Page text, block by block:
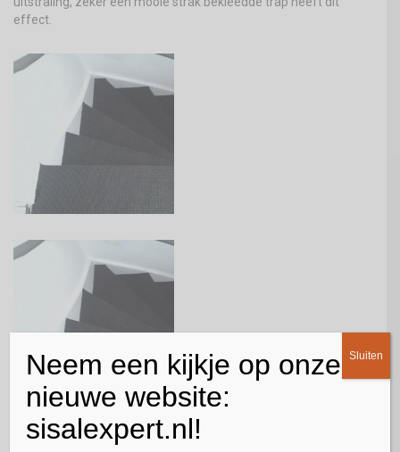
effect.
Sisal of andere materiaal
Neem een kijkje op onze
nieuwe website:
sisalexpert.nl!
Sluiten